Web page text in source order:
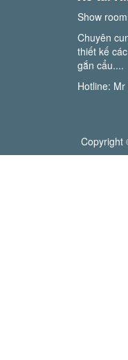
Show
Chuyên
thiết kế
gắn cẩu....
Hotline: Mr
Copyright